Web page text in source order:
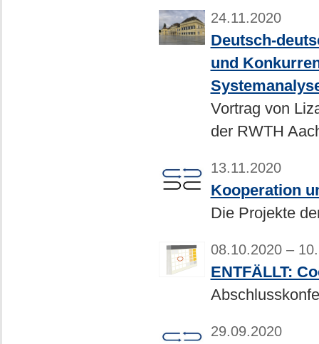
24.11.2020
Deutsch-
und
Vortrag von
der RWTH
13.11.2020
Kooperation
Die Projekte
08.10.2020 –
ENTFÄLLT:
29.09.2020